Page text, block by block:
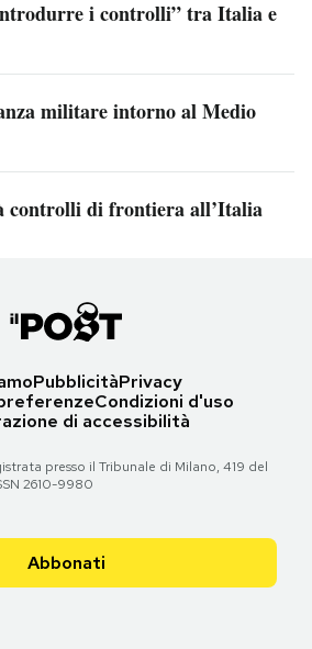
i controlli” tra Italia e
militare intorno al Medio
controlli di frontiera all’Italia
PubblicitàPrivacy
Condizioni d'uso
di accessibilità
presso il Tribunale di Milano, 419 del
2610-9980
Abbonati